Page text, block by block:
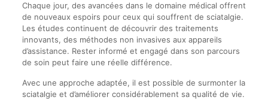
Chaque jour, des avancées dans le domaine médical offrent
de nouveaux espoirs pour ceux qui souffrent de sciatalgie.
Les études continuent de découvrir des traitements
innovants, des méthodes non invasives aux appareils
d’assistance. Rester informé et engagé dans son parcours
de soin peut faire une réelle différence.
Avec une approche adaptée, il est possible de surmonter la
sciatalgie et d’améliorer considérablement sa qualité de vie.